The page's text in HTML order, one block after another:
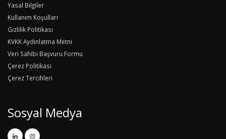
Yasal Bilgiler
Kullanım Koşulları
Gizlilik Politikası
KVKK Aydınlatma Metni
Veri Sahibi Başvuru Formu
Çerez Politikası
Çerez Tercihleri
Sosyal Medya